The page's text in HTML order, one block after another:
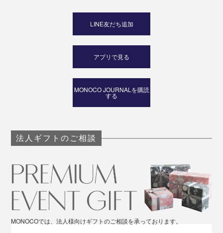
LINE友だち追加
アプリで見る
MONOCO JOURNALを購読
する
法人ギフトのご相談
MONOCOでは、法人様向けギフトのご相談を承っております。